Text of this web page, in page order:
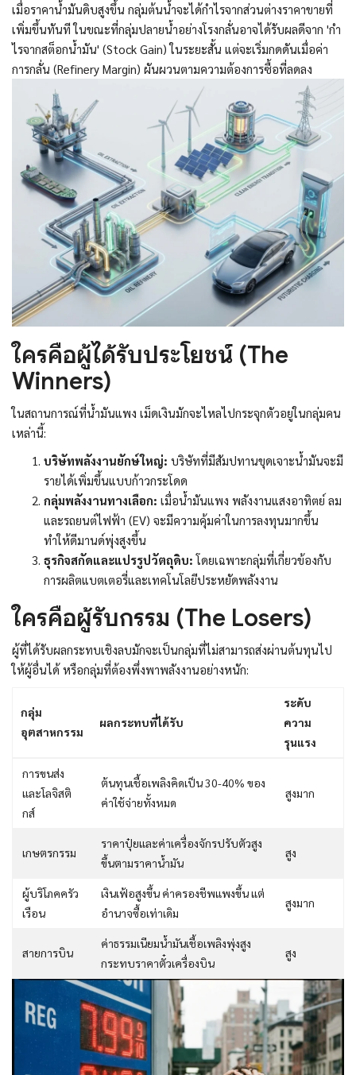
เมื่อราคาน้ำมันดิบสูงขึ้น กลุ่มต้นน้ำจะได้กำไรจากส่วนต่างราคาขายที่
เพิ่มขึ้นทันที ในขณะที่กลุ่มปลายน้ำอย่างโรงกลั่นอาจได้รับผลดีจาก 'กำ
ไรจากสต็อกน้ำมัน' (Stock Gain) ในระยะสั้น แต่จะเริ่มกดดันเมื่อค่า
การกลั่น (Refinery Margin) ผันผวนตามความต้องการซื้อที่ลดลง
ใครคือผู้ได้รับประโยชน์ (The
Winners)
ในสถานการณ์ที่น้ำมันแพง เม็ดเงินมักจะไหลไปกระจุกตัวอยู่ในกลุ่มคน
เหล่านี้:
บริษัทพลังงานยักษ์ใหญ่: บริษัทที่มีสัมปทานขุดเจาะน้ำมันจะมี
รายได้เพิ่มขึ้นแบบก้าวกระโดด
กลุ่มพลังงานทางเลือก: เมื่อน้ำมันแพง พลังงานแสงอาทิตย์ ลม
และรถยนต์ไฟฟ้า (EV) จะมีความคุ้มค่าในการลงทุนมากขึ้น
ทำให้ดีมานด์พุ่งสูงขึ้น
ธุรกิจสกัดและแปรรูปวัตถุดิบ: โดยเฉพาะกลุ่มที่เกี่ยวข้องกับ
การผลิตแบตเตอรี่และเทคโนโลยีประหยัดพลังงาน
ใครคือผู้รับกรรม (The Losers)
ผู้ที่ได้รับผลกระทบเชิงลบมักจะเป็นกลุ่มที่ไม่สามารถส่งผ่านต้นทุนไป
ให้ผู้อื่นได้ หรือกลุ่มที่ต้องพึ่งพาพลังงานอย่างหนัก:
กลุ่ม
อุตสาหกรรม
ผลกระทบที่ได้รับ
ระดับ
ความ
รุนแรง
การขนส่ง
และโลจิสติ
กส์
ต้นทุนเชื้อเพลิงคิดเป็น 30-40% ของ
ค่าใช้จ่ายทั้งหมด
สูงมาก
เกษตรกรรม
ราคาปุ๋ยและค่าเครื่องจักรปรับตัวสูง
ขึ้นตามราคาน้ำมัน
สูง
ผู้บริโภคครัว
เรือน
เงินเฟ้อสูงขึ้น ค่าครองชีพแพงขึ้น แต่
อำนาจซื้อเท่าเดิม
สูงมาก
สายการบิน
ค่าธรรมเนียมน้ำมันเชื้อเพลิงพุ่งสูง
กระทบราคาตั๋วเครื่องบิน
สูง